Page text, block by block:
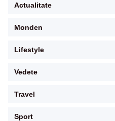
Actualitate
Monden
Lifestyle
Vedete
Travel
Sport